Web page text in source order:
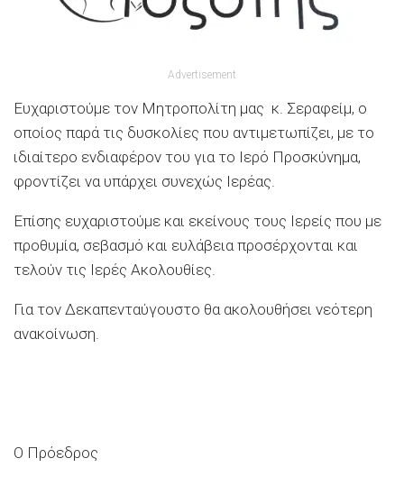
Advertisement
Ευχαριστούμε τον Μητροπολίτη μας κ. Σεραφείμ, ο
οποίος παρά τις δυσκολίες που αντιμετωπίζει, με το
ιδιαίτερο ενδιαφέρον του για το Ιερό Προσκύνημα,
φροντίζει να υπάρχει συνεχώς Ιερέας.
Επίσης ευχαριστούμε και εκείνους τους Ιερείς που με
προθυμία, σεβασμό και ευλάβεια προσέρχονται και
τελούν τις Ιερές Ακολουθίες.
Για τον Δεκαπενταύγουστο θα ακολουθήσει νεότερη
ανακοίνωση.
Ο Πρόεδρος